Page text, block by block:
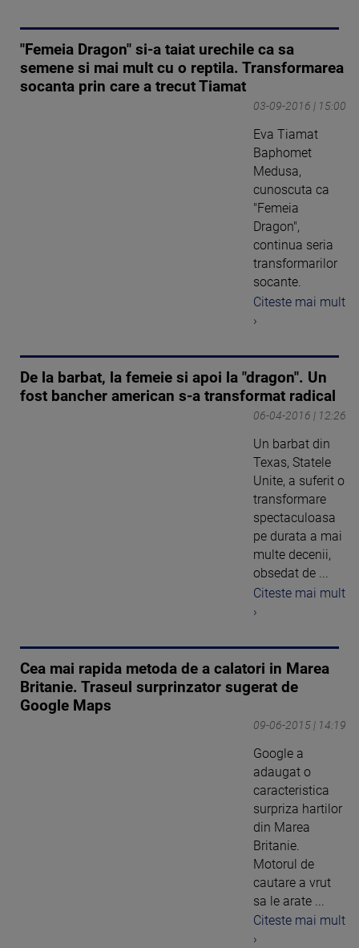
"Femeia Dragon" si-a taiat urechile ca sa
semene si mai mult cu o reptila. Transformarea
socanta prin care a trecut Tiamat
03-09-2016 | 15:00
Eva Tiamat
Baphomet
Medusa,
cunoscuta ca
"Femeia
Dragon",
continua seria
transformarilor
socante.
Citeste mai mult
›
De la barbat, la femeie si apoi la "dragon". Un
fost bancher american s-a transformat radical
06-04-2016 | 12:26
Un barbat din
Texas, Statele
Unite, a suferit o
transformare
spectaculoasa
pe durata a mai
multe decenii,
obsedat de ...
Citeste mai mult
›
Cea mai rapida metoda de a calatori in Marea
Britanie. Traseul surprinzator sugerat de
Google Maps
09-06-2015 | 14:19
Google a
adaugat o
caracteristica
surpriza hartilor
din Marea
Britanie.
Motorul de
cautare a vrut
sa le arate ...
Citeste mai mult
›